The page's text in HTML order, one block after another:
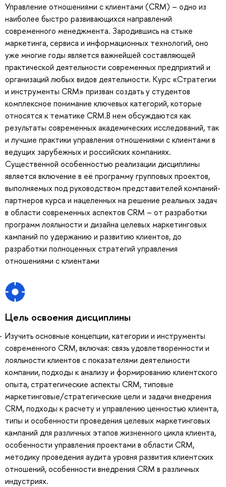
Управление отношениями с клиентами (CRM) – одно из
наиболее быстро развивающихся направлений
современного менеджмента. Зародившись на стыке
маркетинга, сервиса и информационных технологий, оно
уже многие годы является важнейшей составляющей
практической деятельности современных предприятий и
организаций любых видов деятельности. Курс «Стратегии
и инструменты CRM» призван создать у студентов
комплексное понимание ключевых категорий, которые
относятся к тематике CRM.В нем обсуждаются как
результаты современных академических исследований, так
и лучшие практики управления отношениями с клиентами в
ведущих зарубежных и российских компаниях.
Существенной особенностью реализации дисциплины
является включение в её программу групповых проектов,
выполняемых под руководством представителей компаний-
партнеров курса и нацеленных на решение реальных задач
в области современных аспектов CRM – от разработки
программ лояльности и дизайна целевых маркетинговых
кампаний по удержанию и развитию клиентов, до
разработки полноценных стратегий управления
отношениями с клиентами
Цель освоения дисциплины
Изучить основные концепции, категории и инструменты
современного CRM, включая: связь удовлетворенности и
лояльности клиентов с показателями деятельности
компании, подходы к анализу и формированию клиентского
опыта, стратегические аспекты CRM, типовые
маркетинговые/стратегические цели и задачи внедрения
CRM, подходы к расчету и управлению ценностью клиента,
типы и особенности проведения целевых маркетинговых
кампаний для различных этапов жизненного цикла клиента,
особенности управления проектами в области CRM,
методику проведения аудита уровня развития клиентских
отношений, особенности внедрения CRM в различных
индустриях.